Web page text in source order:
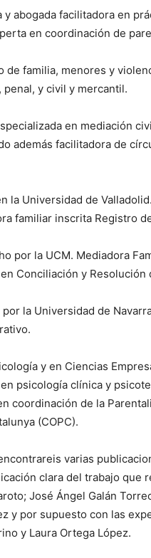
y abogada facilitadora en
en coordinación de
de familia, menores y
y civil y mercantil.
en mediación
además facilitadora de
la Universidad de
familiar inscrita Registro
por la UCM. Mediadora
Conciliación y Resolución
la Universidad de
y en Ciencias
psicología clínica y
coordinación de la
(COPC).
varias
clara del trabajo que
José Ángel Galán
y por supuesto con las
y Laura Ortega López.